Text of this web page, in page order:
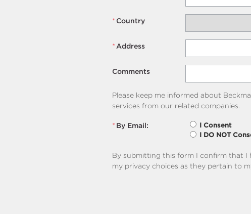
* Country
* Address
Comments
Please keep me informed about
services from our related companies.
* By Email:
I Consent
I DO NOT
By submitting this form I confirm that I
my privacy choices as they pertain to